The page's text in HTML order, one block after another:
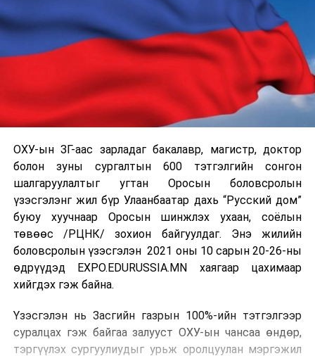
ОХУ-ын ЗГ-аас зарладаг бакалавр, магистр, доктор
болон зуны сургалтын 600 тэтгэлгийн сонгон
шалгаруулалтыг угтан Оросын боловсролын
үзэсгэлэнг жил бүр Улаанбаатар дахь “Русский дом”
буюу хуучнаар Оросын шинжлэх ухаан, соёлын
төвөөс /РЦНК/ зохион байгуулдаг. Энэ жилийн
боловсролын үзэсгэлэн 2021 оны 10 сарын 20-26-ны
өдрүүдэд EXPO.EDURUSSIA.MN хаягаар цахимаар
хийгдэх гэж байна.
Үзэсгэлэн нь Засгийн газрын 100%-ийн тэтгэлгээр
суралцах гэж байгаа залууст ОХУ-ын чансаа өндөр,
тэргүүлэх сургуулиудыг урьж оролцуулан мэргэжил